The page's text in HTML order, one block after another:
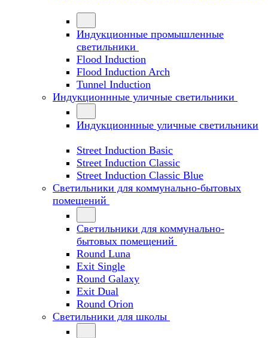
Индукционные промышленные
светильники
Flood Induction
Flood Induction Arch
Tunnel Induction
Индукционнные уличные светильники
Индукционнные уличные светильники
Street Induction Basic
Street Induction Classic
Street Induction Classic Blue
Светильники для коммунально-бытовых
помещений
Светильники для коммунально-
бытовых помещений
Round Luna
Exit Single
Round Galaxy
Exit Dual
Round Orion
Светильники для школы